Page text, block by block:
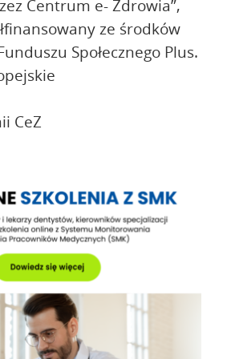
Centrum e- Zdrowia”,
ze środków
Społecznego Plus.
CeZ